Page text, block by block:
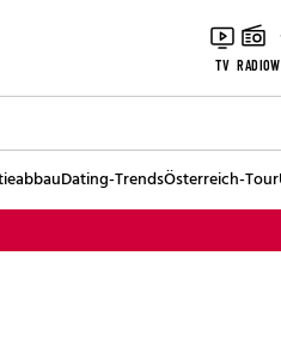
TV RADIO
Dating-TrendsÖsterreich-Tour